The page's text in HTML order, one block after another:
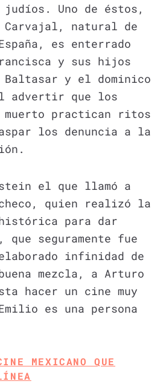
Uno de éstos,
Carvajal, natural de
es enterrado
y sus hijos
y el dominico
advertir que los
practican ritos
los denuncia a la
el que llamó a
quien realizó la
para dar
seguramente fue
infinidad de
mezcla, a Arturo
hacer un cine muy
es una persona
MEXICANO QUE